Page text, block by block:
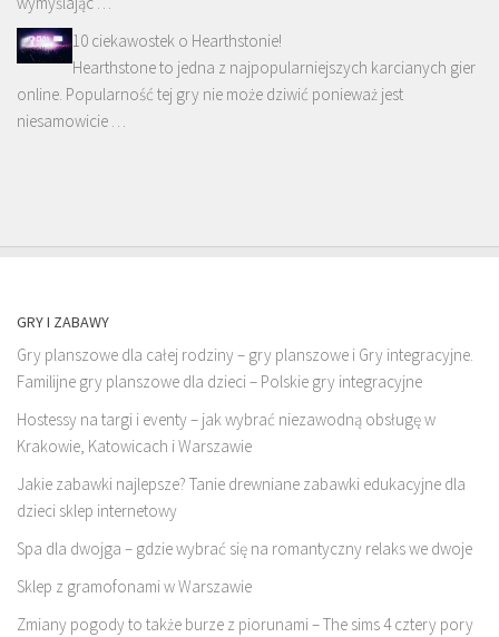
10 ciekawostek o Hearthstonie!
Hearthstone to jedna z najpopularniejszych karcianych gier
online. Popularność tej gry nie może dziwić ponieważ jest
niesamowicie …
GRY I ZABAWY
Gry planszowe dla całej rodziny – gry planszowe i Gry integracyjne.
Familijne gry planszowe dla dzieci – Polskie gry integracyjne
Hostessy na targi i eventy – jak wybrać niezawodną obsługę w
Krakowie, Katowicach i Warszawie
Jakie zabawki najlepsze? Tanie drewniane zabawki edukacyjne dla
dzieci sklep internetowy
Spa dla dwojga – gdzie wybrać się na romantyczny relaks we dwoje
Sklep z gramofonami w Warszawie
Zmiany pogody to także burze z piorunami – The sims 4 cztery pory